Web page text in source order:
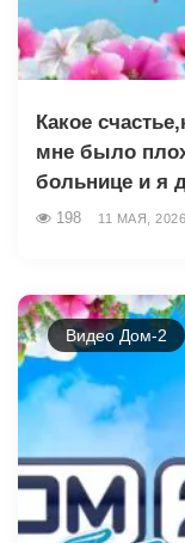
Какое
мне было
больнице и я
198 11 МАЯ,
Видео Дом-2